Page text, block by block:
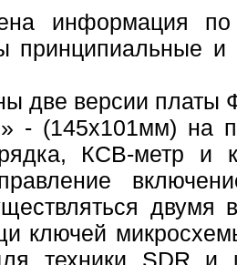
информация
принципиальные
две версии
- (145х101мм) на
КСВ-метр и
двумя
ключей
техники SDR и